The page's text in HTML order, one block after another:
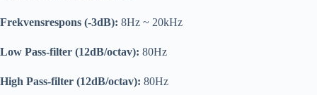
Frekvensrespons (-3dB): 8Hz ~ 20kHz
Low Pass-filter (12dB/octav): 80Hz
High Pass-filter (12dB/octav): 80Hz